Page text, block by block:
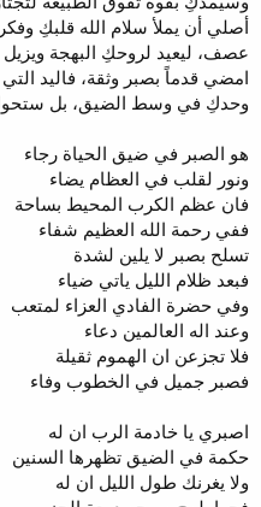
أصلي أن يملأ سلام الله قلبكِ
عصف، ليعيد لروحكِ البهجة ويزيل
امضي قدماً بصبر وثقة، فاليد
وحدكِ في وسط الضيق، بل
هو الصبر في ضيق الحياة رجاء
ونور لقلب في العظام يضاء
فان عظم الكرب المحيط بساحة
ففي رحمة الله العظيم شفاء
تسلح بصبر لا يلين لشدة
فبعد ظلام الليل ياتي ضياء
وفي حضرة الفادي العزاء لمتعب
وعند اله العالمين دعاء
فلا تجزعن ان الهموم ثقيلة
فصبر جميل في الخطوب وفاء
اصبري يا خادمة الرب ان له
حكمة في الضيق تظهرها السنين
ولا يغرنك طول الليل ان له